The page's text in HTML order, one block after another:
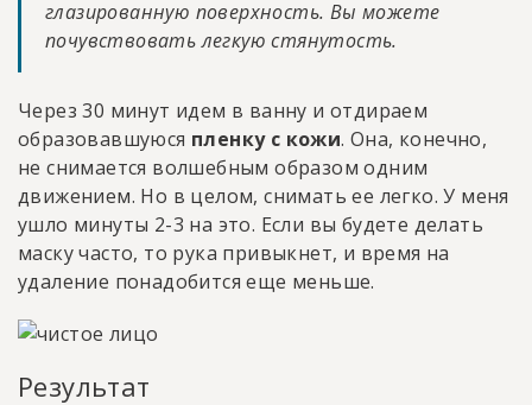
глазированную поверхность. Вы можете
почувствовать легкую стянутость.
Через 30 минут идем в ванну и отдираем
образовавшуюся пленку с кожи. Она, конечно,
не снимается волшебным образом одним
движением. Но в целом, снимать ее легко. У меня
ушло минуты 2-3 на это. Если вы будете делать
маску часто, то рука привыкнет, и время на
удаление понадобится еще меньше.
Результат